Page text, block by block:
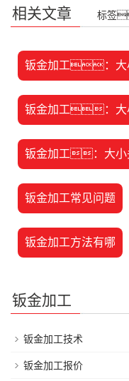
相关文章 标签
钣金加工：大
钣金加工：大
钣金加工：大小
钣金加工常见问题
钣金加工方法有哪
钣金加工
钣金加工技术
钣金加工报价